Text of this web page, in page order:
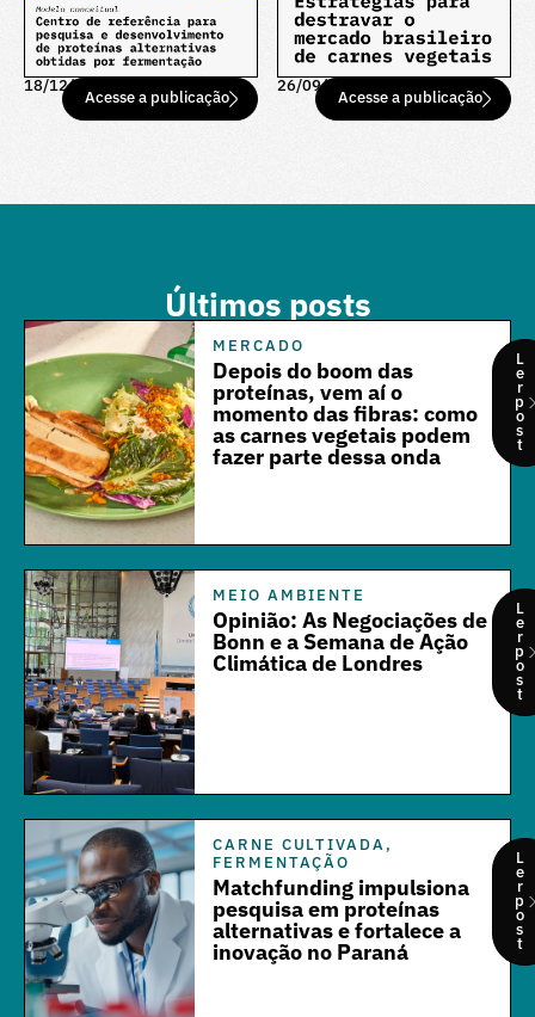
18/12/25
Acesse a publicação
26/09/25
Acesse a publicação
Últimos posts
MERCADO
Depois do boom das
proteínas, vem aí o
momento das fibras: como
as carnes vegetais podem
fazer parte dessa onda
L
e
r
p
o
s
t
MEIO AMBIENTE
Opinião: As Negociações de
Bonn e a Semana de Ação
Climática de Londres
L
e
r
p
o
s
t
CARNE CULTIVADA,
FERMENTAÇÃO
Matchfunding impulsiona
pesquisa em proteínas
alternativas e fortalece a
inovação no Paraná
L
e
r
p
o
s
t